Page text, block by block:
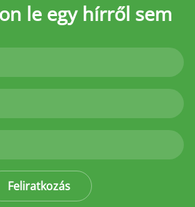
le egy hírről sem
Feliratkozás